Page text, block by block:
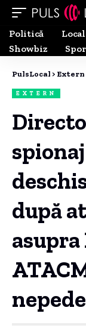
Politică
Local
Showbiz
PulsLocal > Extern
EXTERN
după
asupra